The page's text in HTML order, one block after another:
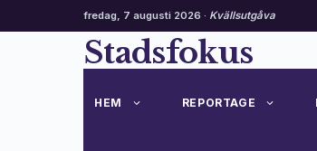
fredag, 7 augusti 2026 · Kvällsutgåva
Stadsfokus
HEM REPORTAGE